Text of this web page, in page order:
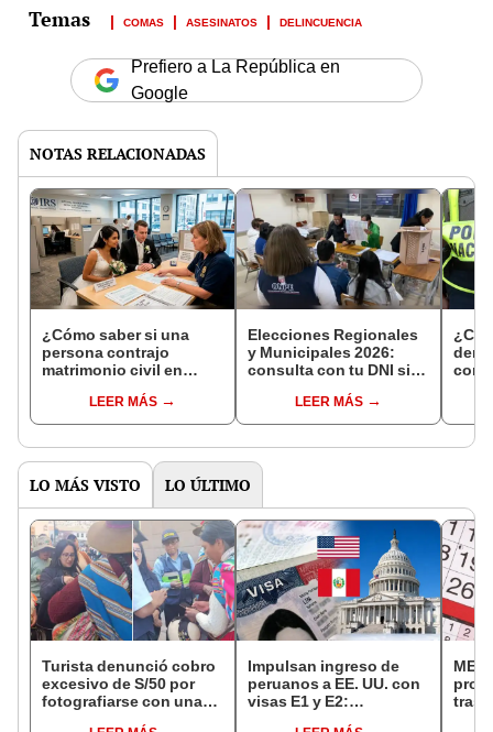
COMAS ASESINATOS DELINCUENCIA
Prefiero a La República en
Google
NOTAS RELACIONADAS
¿Cómo saber si una
persona contrajo
matrimonio civil en
LEER MÁS
Elecciones Regionales
y Municipales 2026:
consulta con tu DNI si
de mesa para este 4 de
octubre en el link oficial
LEER MÁS
con
LO MÁS VISTO LO ÚLTIMO
Turista denunció cobro
excesivo de S/50 por
fotografiarse con una
Impulsan ingreso de
peruanos a EE. UU. con
visas E1 y E2:
MEF